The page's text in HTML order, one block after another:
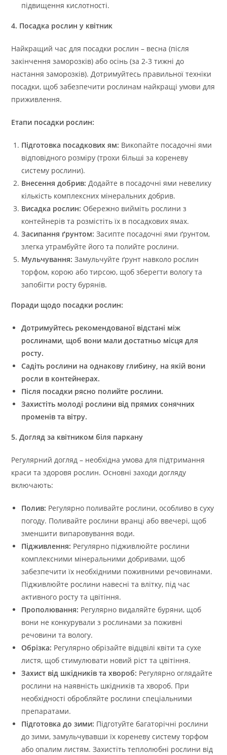
підвищення кислотності.
4. Посадка рослин у квітник
Найкращий час для посадки рослин – весна (після
закінчення заморозків) або осінь (за 2-3 тижні до
настання заморозків). Дотримуйтесь правильної техніки
посадки, щоб забезпечити рослинам найкращі умови для
приживлення.
Етапи посадки рослин:
Підготовка посадкових ям: Викопайте посадочні ями
відповідного розміру (трохи більші за кореневу
систему рослини).
Внесення добрив: Додайте в посадочні ями невелику
кількість комплексних мінеральних добрив.
Висадка рослин: Обережно вийміть рослини з
контейнерів та розмістіть їх в посадкових ямах.
Засипання ґрунтом: Засипте посадочні ями ґрунтом,
злегка утрамбуйте його та полийте рослини.
Мульчування: Замульчуйте ґрунт навколо рослин
торфом, корою або тирсою, щоб зберегти вологу та
запобігти росту бурянів.
Поради щодо посадки рослин:
Дотримуйтесь рекомендованої відстані між
рослинами, щоб вони мали достатньо місця для
росту.
Садіть рослини на однакову глибину, на якій вони
росли в контейнерах.
Після посадки рясно полийте рослини.
Захистіть молоді рослини від прямих сонячних
променів та вітру.
5. Догляд за квітником біля паркану
Регулярний догляд – необхідна умова для підтримання
краси та здоровя рослин. Основні заходи догляду
включають:
Полив: Регулярно поливайте рослини, особливо в суху
погоду. Поливайте рослини вранці або ввечері, щоб
зменшити випаровування води.
Підживлення: Регулярно підживлюйте рослини
комплексними мінеральними добривами, щоб
забезпечити їх необхідними поживними речовинами.
Підживлюйте рослини навесні та влітку, під час
активного росту та цвітіння.
Прополювання: Регулярно видаляйте буряни, щоб
вони не конкурували з рослинами за поживні
речовини та вологу.
Обрізка: Регулярно обрізайте відцвілі квіти та сухе
листя, щоб стимулювати новий ріст та цвітіння.
Захист від шкідників та хвороб: Регулярно оглядайте
рослини на наявність шкідників та хвороб. При
необхідності обробляйте рослини спеціальними
препаратами.
Підготовка до зими: Підготуйте багаторічні рослини
до зими, замульчувавши їх кореневу систему торфом
або опалим листям. Захистіть теплолюбні рослини від